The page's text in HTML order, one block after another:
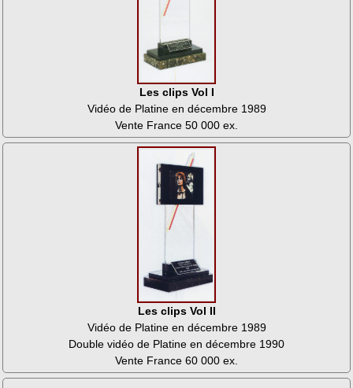
Les clips Vol I
Vidéo de Platine en décembre 1989
Vente France 50 000 ex.
Les clips Vol II
Vidéo de Platine en décembre 1989
Double vidéo de Platine en décembre 1990
Vente France 60 000 ex.